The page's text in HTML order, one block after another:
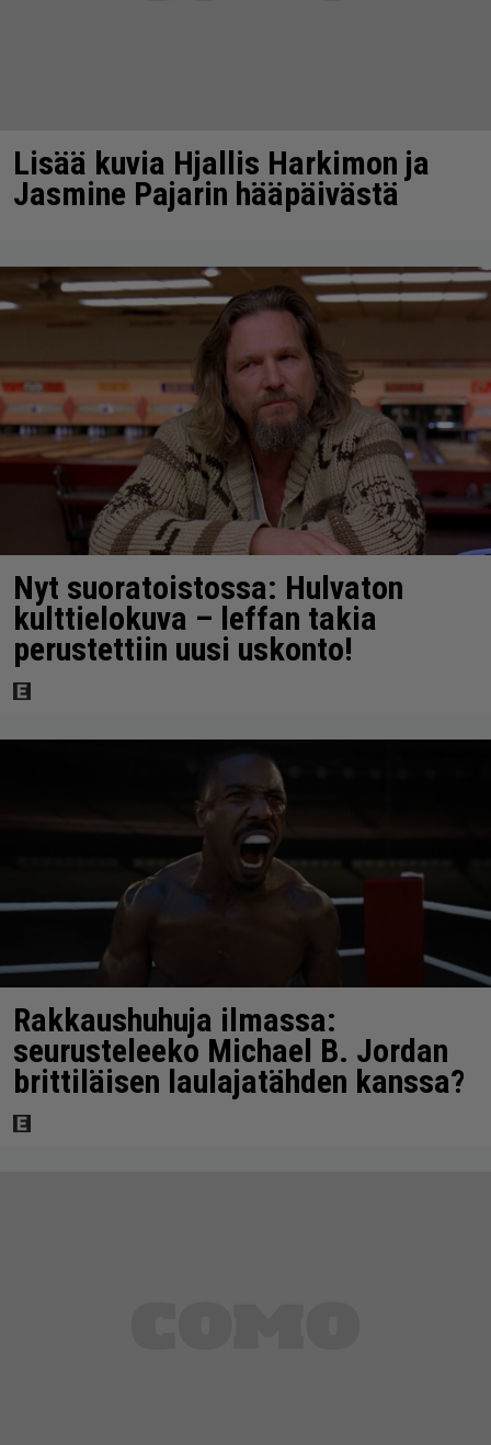
Lisää kuvia Hjallis Harkimon ja
Jasmine Pajarin hääpäivästä
Nyt suoratoistossa: Hulvaton
kulttielokuva – leffan takia
perustettiin uusi uskonto!
Rakkaushuhuja ilmassa:
seurusteleeko Michael B. Jordan
brittiläisen laulajatähden kanssa?